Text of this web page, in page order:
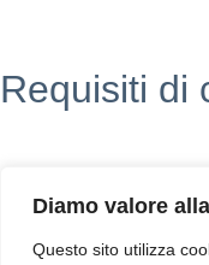
Diamo valore
Questo sito utilizza
Requisiti di
Note legali